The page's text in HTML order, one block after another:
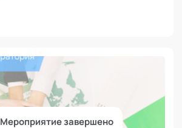
Мероприятие завершено